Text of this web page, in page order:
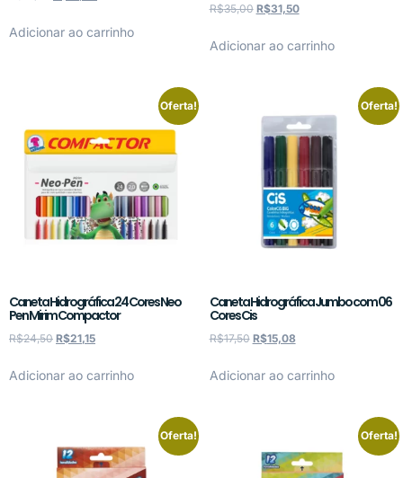
Adicionar ao carrinho
R$35,00 R$31,50
Adicionar ao carrinho
Oferta!
Caneta Hidrográfica 24 Cores Neo
Pen Mirim Compactor
R$24,50 R$21,15
Adicionar ao carrinho
Oferta!
Caneta Hidrográfica Jumbo com 06
Cores Cis
R$17,50 R$15,08
Adicionar ao carrinho
Oferta! Oferta!